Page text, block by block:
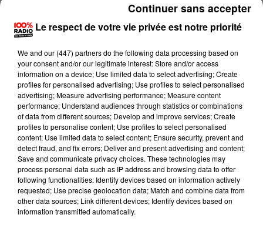
Lecture (4 min 25 sec)
100%
100% Radio les infos du Comminges
Le respect de votre vie privée est notre priorité
We and our (447) partnersdo the following data processing based on
your consent and/or our legitimate interest: Store and/or access
information on a device; Use limited data to select advertising; Create
profiles for personalised advertising; Use profiles to select personalised
advertising; Measure advertising performance; Measure content
performance; Understand audiences through statistics or combinations
of data from different sources; Develop and improve services; Create
profiles to personalise content; Use profiles to select personalised
content; Use limited data to select content; Ensure security, prevent and
detect fraud, and fix errors; Deliver and present advertising and content;
Save and communicate privacy choices. These technologies may
process personal data such as IP address and browsing data to offer
following functionalities: Identify devices based on information actively
requested; Use precise geolocation data; Match and combine data from
other data sources; Link different devices; Identify devices based on
information transmitted automatically.
Continuer sans accepter